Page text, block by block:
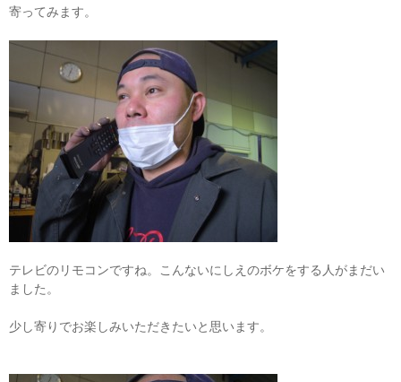
寄ってみます。
テレビのリモコンですね。こんないにしえのボケをする人がまだい
ました。
少し寄りでお楽しみいただきたいと思います。